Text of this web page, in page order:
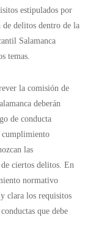
estipulados por
delitos dentro de la
Salamanca
temas.
la comisión de
deberán
de conducta
cumplimiento
las
de ciertos delitos. En
normativo
clara los requisitos
que debe